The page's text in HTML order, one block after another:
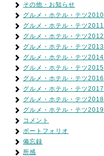
その他・お知らせ
グルメ・ホテル・テツ2010
グルメ・ホテル・テツ2011
グルメ・ホテル・テツ2012
グルメ・ホテル・テツ2013
グルメ・ホテル・テツ2014
グルメ・ホテル・テツ2015
グルメ・ホテル・テツ2016
グルメ・ホテル・テツ2017
グルメ・ホテル・テツ2018
グルメ・ホテル・テツ2019
コメント
ポートフォリオ
備忘録
所感